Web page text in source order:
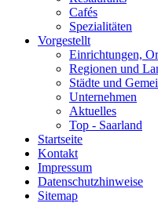
Cafés
Spezialitäten
Vorgestellt
Einrichtungen,
Regionen und
Städte und
Unternehmen
Aktuelles
Top - Saarland
Startseite
Kontakt
Impressum
Datenschutzhinweise
Sitemap